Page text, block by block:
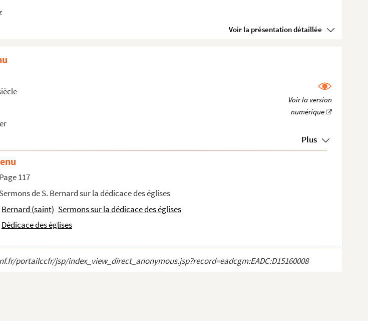
Voir la présentation détaillée
Ambrosii, etc... » — I...
Domino reprobatorum... Pa...
: « ...debe...
Parantinis, O.P. provi...
législative d...
années 17...
par M. B...
Plus
Page 117
Sermons de S. Bernard sur la dédicace des églises
Bernard (saint) Sermons sur la dédicace des églises
Dédicace des églises
portailccfr/jsp/index_view_direct_anonymous.jsp?record=eadcgm:EADC:D15160008